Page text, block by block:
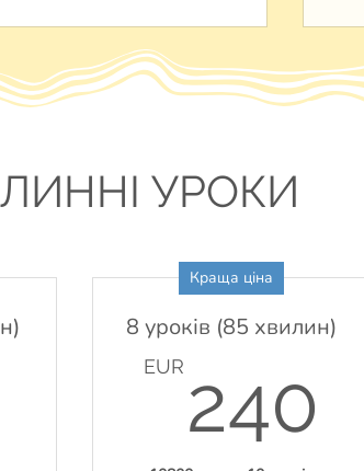
УРОКИ
128EUR
Краща ціна
8 уроків (85 хвилин)
EUR 240